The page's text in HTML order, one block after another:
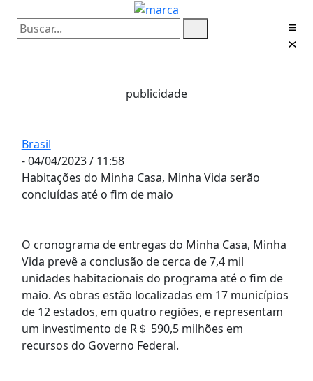
publicidade
Brasil
- 04/04/2023 / 11:58
Habitações do Minha Casa, Minha Vida serão
concluídas até o fim de maio
O cronograma de entregas do Minha Casa, Minha
Vida prevê a conclusão de cerca de 7,4 mil
unidades habitacionais do programa até o fim de
maio. As obras estão localizadas em 17 municípios
de 12 estados, em quatro regiões, e representam
um investimento de R＄ 590,5 milhões em
recursos do Governo Federal.